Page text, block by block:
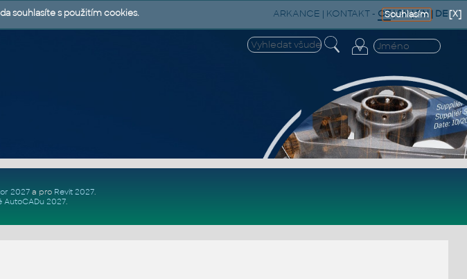
ARKANCE | KONTAKT- CZ|SK|EN| DE
2027a pro Revit 2027.
AutoCADu 2027.
[X]
Souhlasím
souhlasíte s použitím cookies.